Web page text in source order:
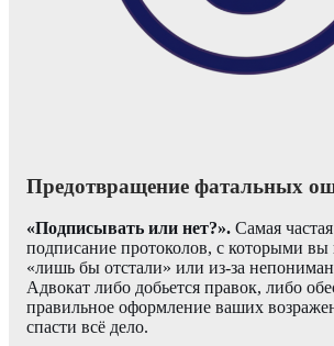
Предотвращение фатальных
«Подписывать или нет?». Самая
подписание протоколов, с которыми вы
«лишь бы отстали» или из-за
Адвокат либо добьется правок, либо
правильное оформление ваших
спасти всё дело.